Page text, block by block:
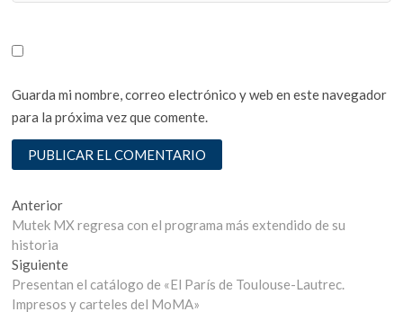
Guarda mi nombre, correo electrónico y web en este navegador
para la próxima vez que comente.
Navegación
de
entradas
AnteriorEntrada
anterior:
Mutek MX regresa con el programa más extendido de su
historia
SiguienteEntrada
siguiente:
Presentan el catálogo de «El París de Toulouse-Lautrec.
Impresos y carteles del MoMA»